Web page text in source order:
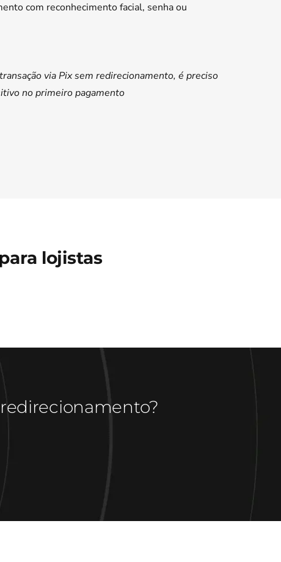
com reconhecimento facial, senha ou
via Pix sem redirecionamento, é preciso
no primeiro pagamento
lojistas